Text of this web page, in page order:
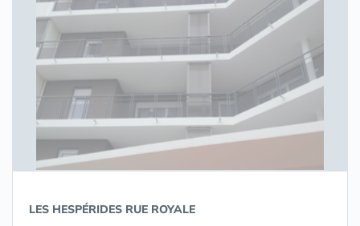
LES HESPÉRIDES RUE ROYALE